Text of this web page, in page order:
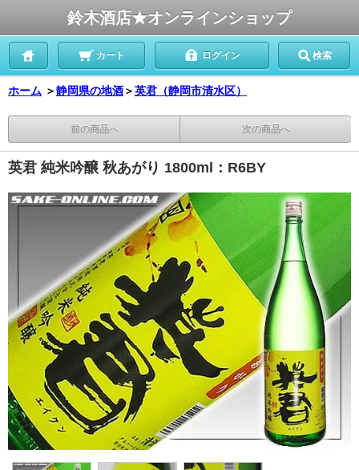
鈴木酒店★オンラインショップ
カート ログイン 検索
ホーム ＞静岡県の地酒＞英君（静岡市清水区）
前の商品へ 次の商品へ
英君 純米吟醸 秋あがり 1800ml：R6BY